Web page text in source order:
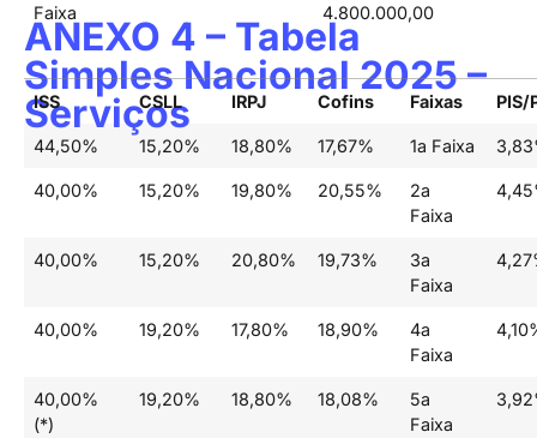
Faixa
4.800.000,00
ANEXO 4 – Tabela
Simples Nacional 2025 –
Serviços
ISS CSLL IRPJ Cofins Faixas PIS/
44,50% 15,20% 18,80% 17,67% 1a Faixa
40,00% 15,20% 19,80% 20,55%
2a
Faixa
40,00% 15,20% 20,80% 19,73%
3a
Faixa
40,00% 19,20% 17,80% 18,90%
4a
Faixa
40,00%
(*)
19,20% 18,80% 18,08%
5a
Faixa